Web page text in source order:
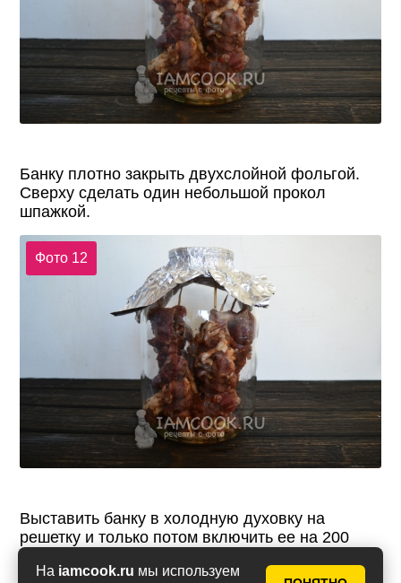
На iamcook.ru мы используем
Банку плотно закрыть двухслойной фольгой.
Сверху сделать один небольшой прокол
шпажкой.
Фото 12
Выставить банку в холодную духовку на
решетку и только потом включить ее на 200
градусов. Готовить шашлык в духовке в банке
на шпажках ровно 1 час.